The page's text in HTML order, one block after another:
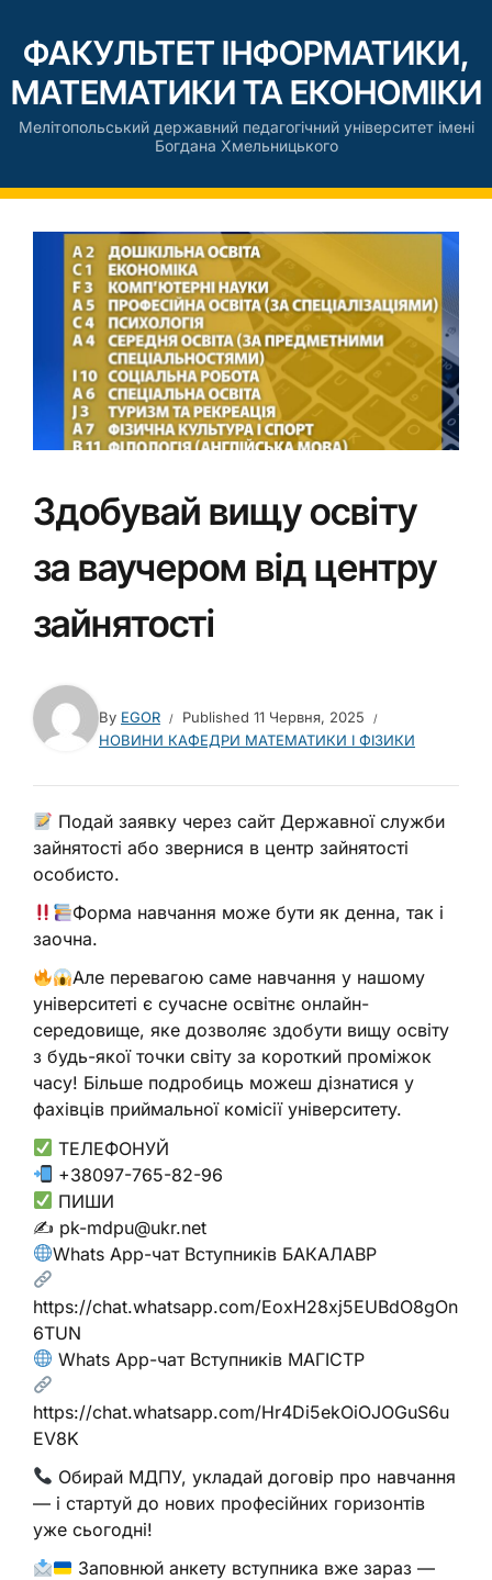
ФАКУЛЬТЕТ ІНФОРМАТИКИ,
МАТЕМАТИКИ ТА ЕКОНОМІКИ
Мелітопольський державний педагогічний університет імені
Богдана Хмельницького
Здобувай вищу освіту
за ваучером від центру
зайнятості
By EGOR Published 11 Червня, 2025
НОВИНИ КАФЕДРИ МАТЕМАТИКИ І ФІЗИКИ
Подай заявку через сайт Державної служби
зайнятості або звернися в центр зайнятості
особисто.
Форма навчання може бути як денна, так і
заочна.
Але перевагою саме навчання у нашому
університеті є сучасне освітнє онлайн-
середовище, яке дозволяє здобути вищу освіту
з будь-якої точки світу за короткий проміжок
часу! Більше подробиць можеш дізнатися у
фахівців приймальної комісії університету.
ТЕЛЕФОНУЙ
+38097-765-82-96
ПИШИ
✍️ pk-mdpu@ukr.net
Whats App-чат Вступників БАКАЛАВР
https://chat.whatsapp.com/EoxH28xj5EUBdO8gOn
6TUN
Whats App-чат Вступників МАГІСТР
https://chat.whatsapp.com/Hr4Di5ekOiOJOGuS6u
EV8K
Обирай МДПУ, укладай договір про навчання
— і стартуй до нових професійних горизонтів
уже сьогодні!
Заповнюй анкету вступника вже зараз —